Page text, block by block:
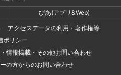
ぴあ(アプリ&Web)
アクセスデータの利用・著作権等
ポリシー
情報掲載・その他お問い合わせ
の方からのお問い合わせ